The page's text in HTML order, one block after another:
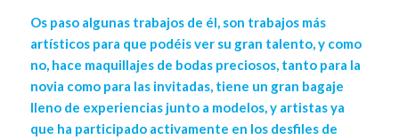
Os paso algunas trabajos de él, son trabajos más
artísticos para que podéis ver su gran talento, y como
no, hace maquillajes de bodas preciosos, tanto para la
novia como para las invitadas, tiene un gran bagaje
lleno de experiencias junto a modelos, y artistas ya
que ha participado activamente en los desfiles de